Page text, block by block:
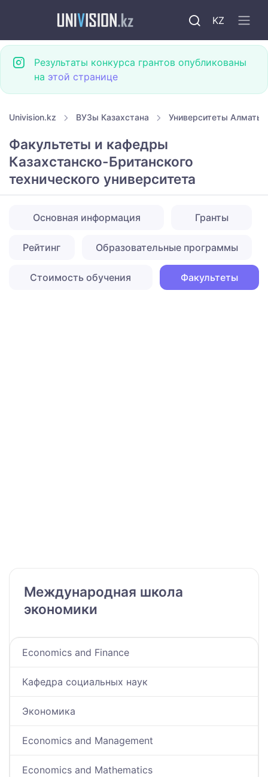
KZ
Результаты конкурса грантов опубликованы
на этой странице
Univision.kz ВУЗы Казахстана Университеты Алматы
Факультеты и кафедры
Казахстанско-Британского
технического университета
Основная информация Гранты
Рейтинг Образовательные программы
Стоимость обучения Факультеты
Международная школа
экономики
Economics and Finance
Кафедра социальных наук
Экономика
Economics and Management
Economics and Mathematics